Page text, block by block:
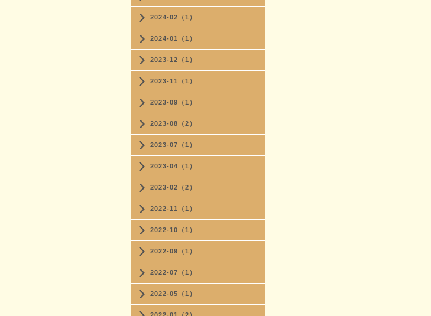
2024-02（1）
2024-01（1）
2023-12（1）
2023-11（1）
2023-09（1）
2023-08（2）
2023-07（1）
2023-04（1）
2023-02（2）
2022-11（1）
2022-10（1）
2022-09（1）
2022-07（1）
2022-05（1）